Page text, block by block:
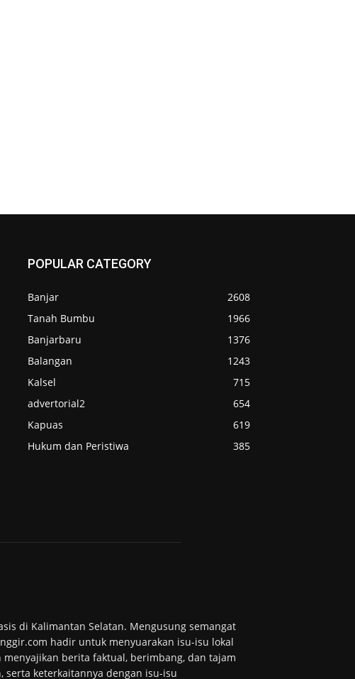
POPULAR CATEGORY
Banjar
2608
Tanah Bumbu
1966
Banjarbaru
1376
Balangan
1243
Kalsel
715
advertorial2
654
Kapuas
619
Hukum dan Peristiwa
385
di Kalimantan Selatan. Mengusung semangat
hadir untuk menyuarakan isu-isu lokal
berita faktual, berimbang, dan tajam
keterkaitannya dengan isu-isu